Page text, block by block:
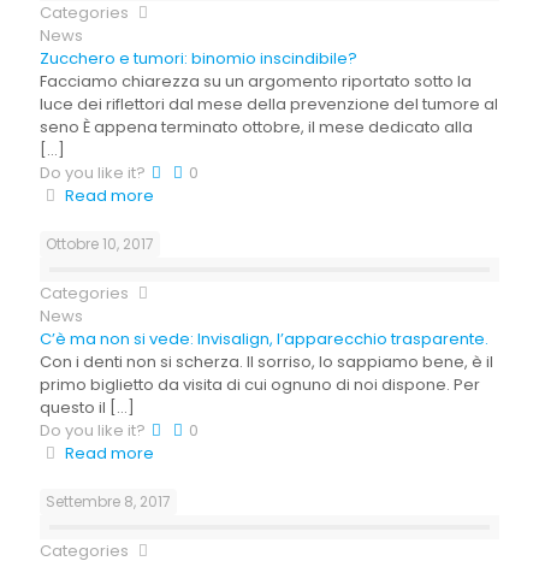
Categories
News
Zucchero e tumori: binomio inscindibile?
Facciamo chiarezza su un argomento riportato sotto la
luce dei riflettori dal mese della prevenzione del tumore al
seno È appena terminato ottobre, il mese dedicato alla
[…]
Do you like it?
0
Read more
Ottobre 10, 2017
Categories
News
C’è ma non si vede: Invisalign, l’apparecchio trasparente.
Con i denti non si scherza. Il sorriso, lo sappiamo bene, è il
primo biglietto da visita di cui ognuno di noi dispone. Per
questo il […]
Do you like it?
0
Read more
Settembre 8, 2017
Categories